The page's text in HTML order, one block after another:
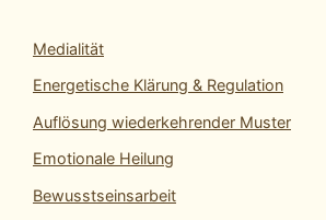
Medialität
Energetische Klärung & Regulation
Auflösung wiederkehrender Muster
Emotionale Heilung
Bewusstseinsarbeit